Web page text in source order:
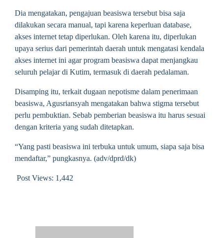
Dia mengatakan, pengajuan beasiswa tersebut bisa saja
dilakukan secara manual, tapi karena keperluan database,
akses internet tetap diperlukan. Oleh karena itu, diperlukan
upaya serius dari pemerintah daerah untuk mengatasi kendala
akses internet ini agar program beasiswa dapat menjangkau
seluruh pelajar di Kutim, termasuk di daerah pedalaman.
Disamping itu, terkait dugaan nepotisme dalam penerimaan
beasiswa, Agusriansyah mengatakan bahwa stigma tersebut
perlu pembuktian. Sebab pemberian beasiswa itu harus sesuai
dengan kriteria yang sudah ditetapkan.
“Yang pasti beasiswa ini terbuka untuk umum, siapa saja bisa
mendaftar,” pungkasnya. (adv/dprd/dk)
Post Views: 1,442